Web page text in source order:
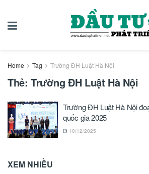
Home Tag Trường ĐH Luật Hà Nội
Thẻ: Trường ĐH Luật Hà Nội
Trường ĐH Luật Hà Nội
quốc gia 2025
10/12/2025
XEM NHIỀU